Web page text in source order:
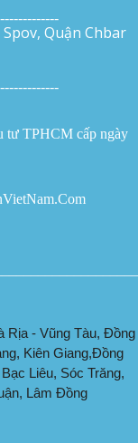
Quận Chbar
tư TPHCM cấp ngày
Rịa - Vũng Tàu, Đồng
Kiên Giang,Đồng
Liêu, Sóc Trăng,
Lâm Đồng